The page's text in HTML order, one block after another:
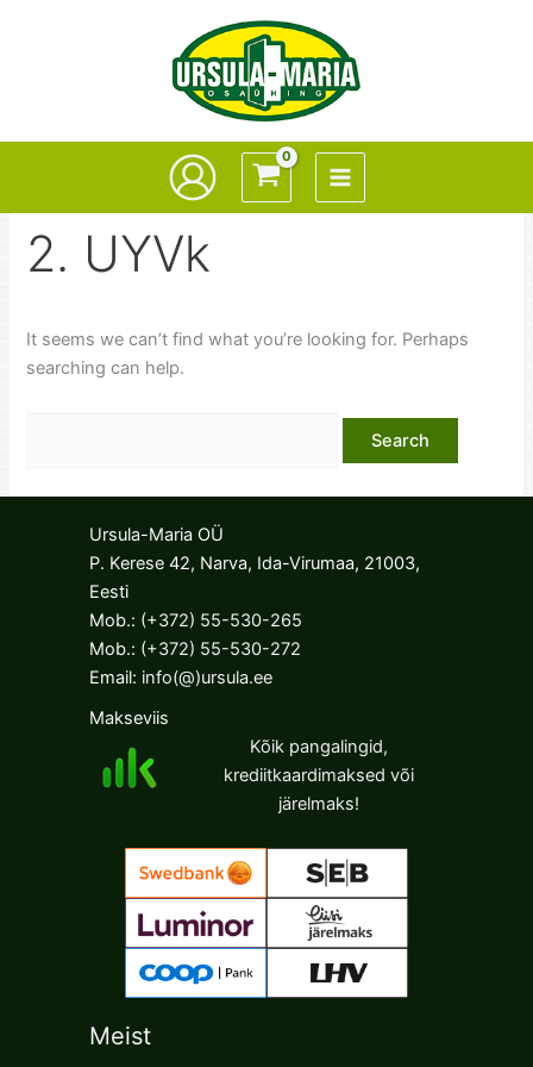
2. UYVk
It seems we can’t find what you’re looking for. Perhaps
searching can help.
Ursula-Maria OÜ
P. Kerese 42, Narva, Ida-Virumaa, 21003,
Eesti
Mob.: (+372) 55-530-265
Mob.: (+372) 55-530-272
Email: info(@)ursula.ee
Makseviis
Kõik pangalingid,
krediitkaardimaksed või
järelmaks!
Meist